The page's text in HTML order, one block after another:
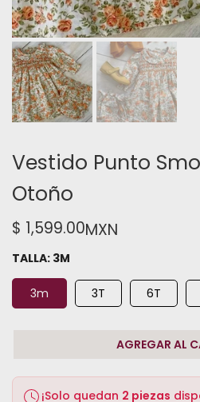
Vestido Punto
Otoño
$ 1,599.00MXN
TALLA: 3M
3m 3T 6T
AGREGAR AL
¡Solo quedan 2 piezas